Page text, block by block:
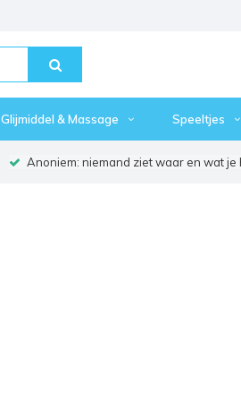
Glijmiddel & Massage Speeltjes
Anoniem: niemand ziet waar en wat je